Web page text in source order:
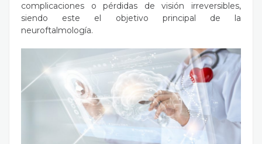
complicaciones o pérdidas de visión irreversibles,
siendo este el objetivo principal de la
neuroftalmología.